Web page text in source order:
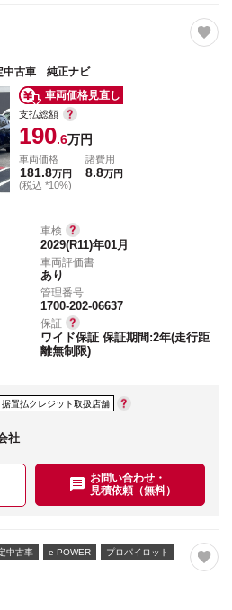
中古車 純正ナビ
車両価格見直し
支払総額
190.6万円
車両価格
181.8万円
(税込 *10%)
諸費用
8.8万円
車検
2029(R11)年01月
車両評価書
あり
管理番号
1700-202-06637
保証
ワイド保証 保証期間:2年(走行距
離無制限)
据置払クレジット取扱店舗
社
お問い合わせ・
見積依頼（無料）
中古車 e-POWER プロパイロット